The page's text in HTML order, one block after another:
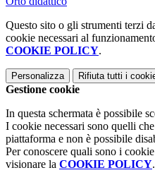
Questo sito o gli strumenti terzi
cookie necessari al
COOKIE POLICY.
Personalizza Rifiuta tutti i
Gestione cookie
In questa schermata è possibile
I cookie necessari sono quelli
piattaforma e non è possibile
Per conoscere quali sono i
visionare la COOKIE POLICY.